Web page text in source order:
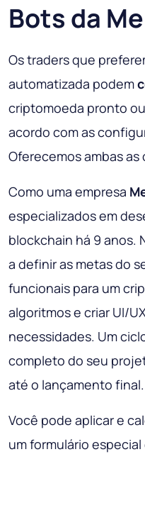
Bots da
Os traders que
automatizada podem
criptomoeda pronto ou
acordo com as
Oferecemos ambas as
Como uma empresa
especializados em
blockchain há 9 anos.
a definir as metas do
funcionais para um
algoritmos e criar UI/
necessidades. Um
completo do seu
até o lançamento final.
Você pode aplicar e
um formulário